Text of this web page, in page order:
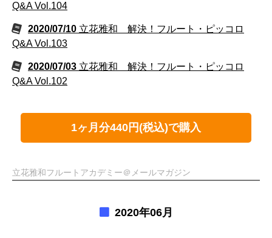
Q&A Vol.104
2020/07/10 立花雅和 解決！フルート・ピッコロ
Q&A Vol.103
2020/07/03 立花雅和 解決！フルート・ピッコロ
Q&A Vol.102
1ヶ月分440円(税込)で購入
立花雅和フルートアカデミー＠メールマガジン
2020年06月